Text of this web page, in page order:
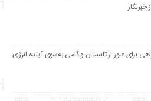
خبرنگار
برای عبور از تابستان و گامی به‌سوی آینده انرژی